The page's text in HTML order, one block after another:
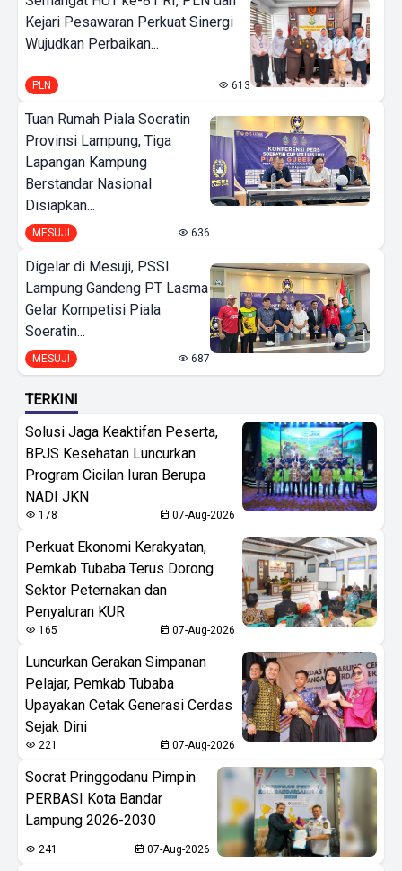
Kejari Pesawaran Perkuat Sinergi
Wujudkan Perbaikan...
PLN 613
Tuan Rumah Piala Soeratin
Provinsi Lampung, Tiga
Lapangan Kampung
Berstandar Nasional
Disiapkan...
MESUJI 636
Digelar di Mesuji, PSSI
Lampung Gandeng PT Lasma
Gelar Kompetisi Piala
Soeratin...
MESUJI 687
TERKINI
Solusi Jaga Keaktifan Peserta,
BPJS Kesehatan Luncurkan
Program Cicilan Iuran Berupa
NADI JKN
178 07-Aug-2026
Perkuat Ekonomi Kerakyatan,
Pemkab Tubaba Terus Dorong
Sektor Peternakan dan
Penyaluran KUR
165 07-Aug-2026
Luncurkan Gerakan Simpanan
Pelajar, Pemkab Tubaba
Upayakan Cetak Generasi Cerdas
Sejak Dini
221 07-Aug-2026
Socrat Pringgodanu Pimpin
PERBASI Kota Bandar
Lampung 2026-2030
241 07-Aug-2026